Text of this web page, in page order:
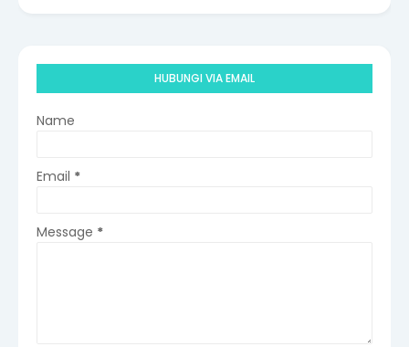
HUBUNGI VIA EMAIL
Name
Email *
Message *